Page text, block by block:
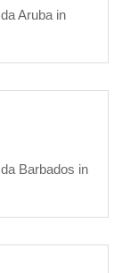
Aruba in
Barbados in